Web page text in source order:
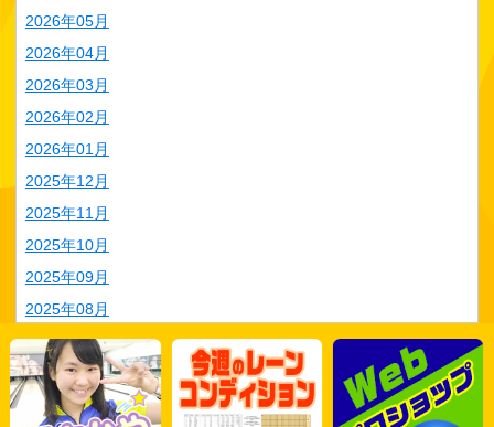
2026年05月
2026年04月
2026年03月
2026年02月
2026年01月
2025年12月
2025年11月
2025年10月
2025年09月
2025年08月
2025年07月
2025年06月
2025年05月